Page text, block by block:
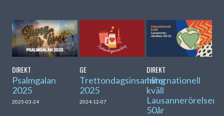
DIREKT
Psalmgalan
2025
2025-03-24
GE
Trettondagsinsamling
2025
2024-12-07
DIREKT
Internationell
kväll
Lausannerörelsen
50år